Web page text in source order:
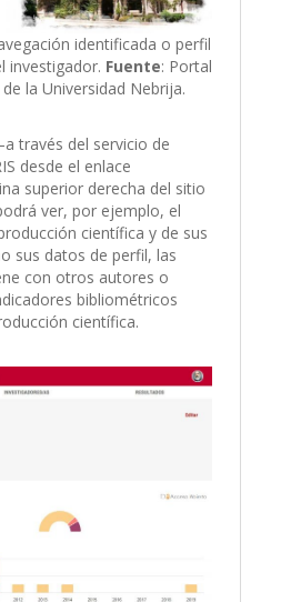
identificada o perfil
investigador. Fuente: Portal
la Universidad Nebrija.
través del servicio de
desde el enlace
superior derecha del sitio
ver, por ejemplo, el
científica y de sus
sus datos de perfil, las
con otros autores o
bibliométricos
científica.